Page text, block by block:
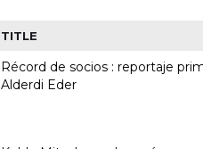
TITLE
Récord de socios : reportaje
Alderdi Eder